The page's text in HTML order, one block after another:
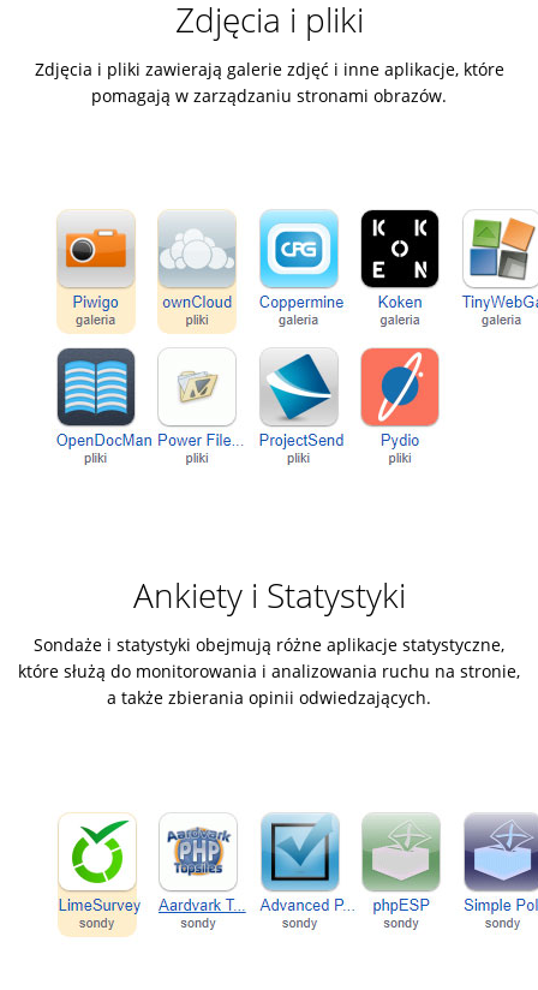
Zdjęcia i pliki
Zdjęcia i pliki zawierają galerie zdjęć i inne aplikacje, które
pomagają w zarządzaniu stronami obrazów.
Ankiety i Statystyki
Sondaże i statystyki obejmują różne aplikacje statystyczne,
które służą do monitorowania i analizowania ruchu na stronie,
a także zbierania opinii odwiedzających.